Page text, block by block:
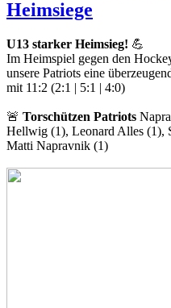
Heimsiege
U13 starker Heimsieg! 💪
Im Heimspiel gegen den
unsere Patriots eine
mit 11:2 (2:1 | 5:1 | 4:0)
🚨 Torschützen Patriots
Hellwig (1), Leonard Alles (1),
Matti Napravnik (1)